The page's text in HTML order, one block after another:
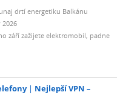
drtí energetiku Balkánu
září zažijete elektromobil, padne
Nejlepší VPN –